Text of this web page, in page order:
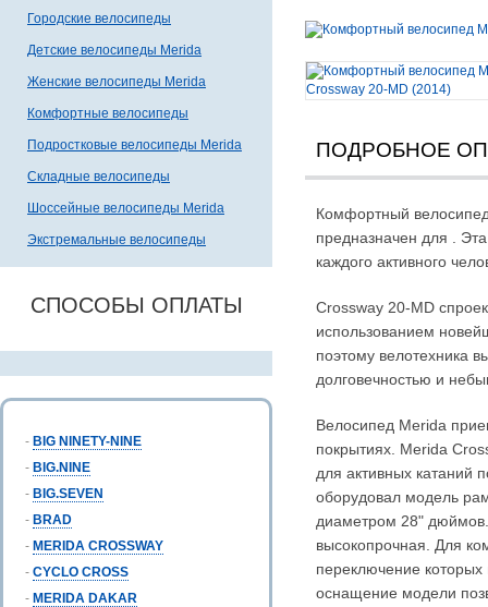
Городские велосипеды
Детские велосипеды Merida
Женские велосипеды Merida
Комфортные велосипеды
Подростковые велосипеды Merida
Складные велосипеды
Шоссейные велосипеды Merida
Экстремальные велосипеды
СПОСОБЫ ОПЛАТЫ
- BIG NINETY-NINE
- BIG.NINE
- BIG.SEVEN
- BRAD
- MERIDA CROSSWAY
- CYCLO CROSS
- MERIDA DAKAR
ПОДРОБНОЕ
Комфортный
предназначен для .
каждого активного
Crossway 20-MD
использованием
поэтому велотехника
долговечностью и
Велосипед Merida
покрытиях. Merida
для активных катаний
оборудовал модель
диаметром 28"
высокопрочная. Для
переключение которых
оснащение модели